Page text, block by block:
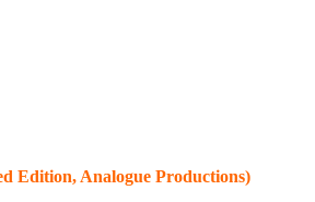
Edition, Analogue Productions)